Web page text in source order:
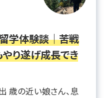
学体験談｜苦戦
り遂げ成長でき
歳の近い娘さん、息